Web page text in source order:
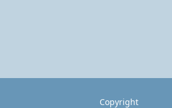
Copyright